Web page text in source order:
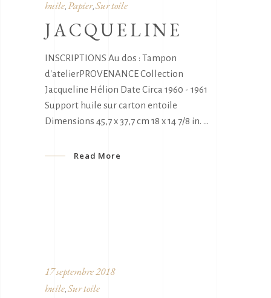
huile Papier, Sur toile
JACQUELINE
INSCRIPTIONS Au dos : Tampon
d'atelierPROVENANCE Collection
Jacqueline Hélion Date Circa 1960 - 1961
Support huile sur carton entoile
Dimensions 45,7 x 37,7 cm 18 x 14 7/8 in.
Read More
17 septembre 2018
huile, Sur toile